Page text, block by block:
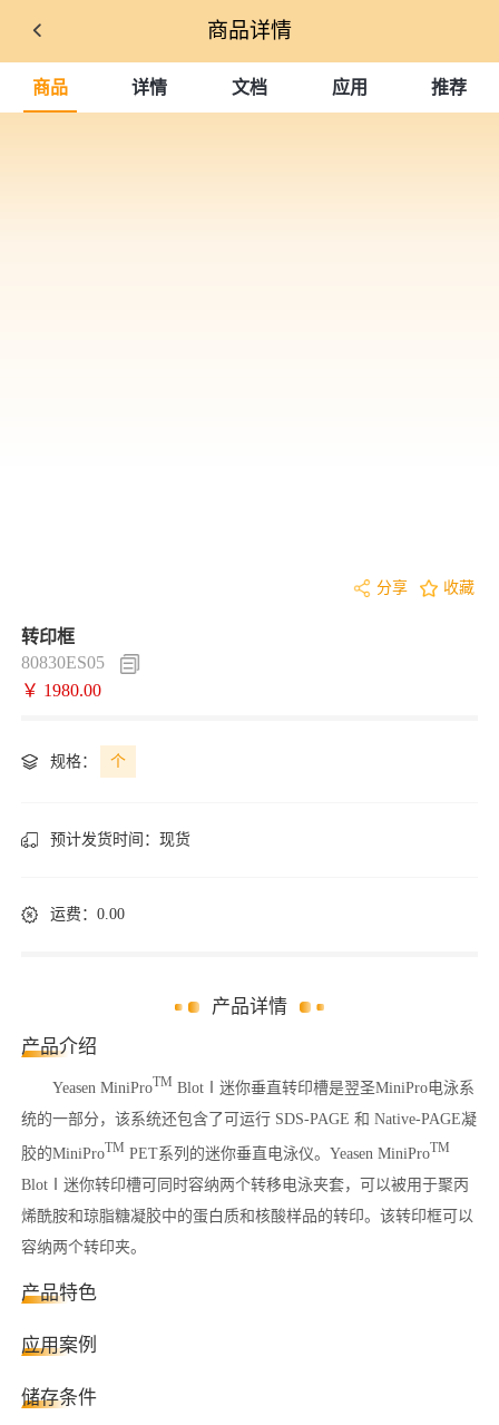
商品详情
商品 详情 文档 应用 推荐
分享 收藏
转印框
80830ES05
￥ 1980.00
规格： 个
预计发货时间： 现货
运费：0.00
产品详情
产品介绍
Yeasen MiniProTM BlotⅠ 迷你垂直转印槽是翌圣MiniPro电泳系
统的一部分，该系统还包含了可运行 SDS-PAGE 和 Native-PAGE凝
胶的MiniProTM PET系列的迷你垂直电泳仪。 Yeasen MiniProTM
BlotⅠ 迷你转印槽可同时容纳两个转移电泳夹套，可以被用于聚丙
烯酰胺和琼脂糖凝胶中的蛋白质和核酸样品的转印。该转印框可以
容纳两个转印夹。
产品特色
应用案例
储存条件